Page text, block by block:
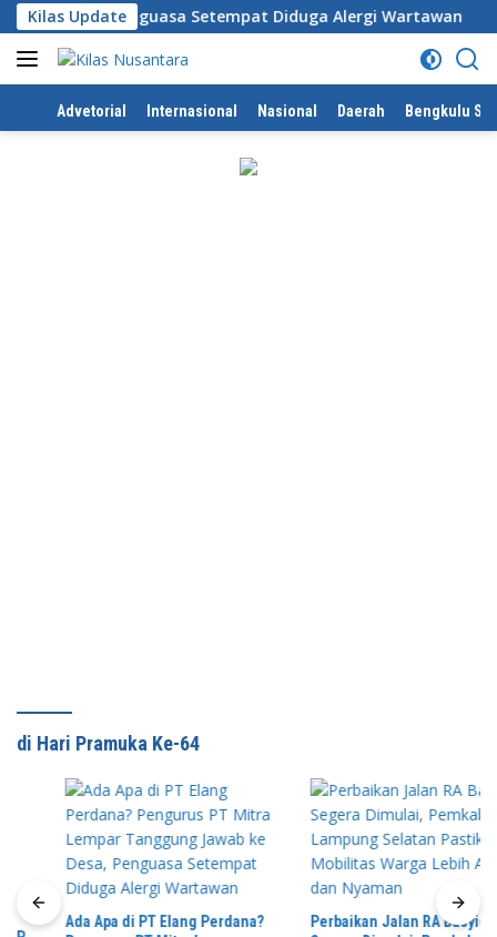
Langsung
ke
konten
Kilas Update
Desa, Penguasa Setempat Diduga Alergi Wartawan
Home
Advetorial Internasional Nasional Daerah Bengkulu
di Hari Pramuka Ke-64
Ada Apa di PT Elang Perdana?
Perbaikan Jalan RA Basyid